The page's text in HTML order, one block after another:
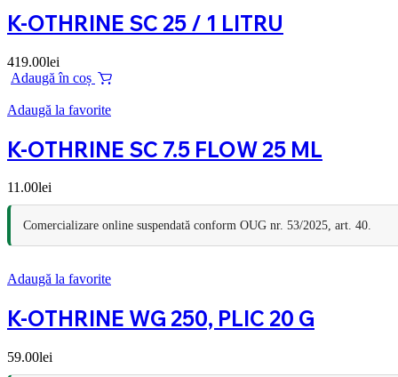
K-OTHRINE SC 25 / 1 LITRU
419.00lei
Adaugă în coș
Adaugă la favorite
K-OTHRINE SC 7.5 FLOW 25 ML
11.00lei
Comercializare online suspendată conform OUG nr. 53/2025, art. 40.
Adaugă la favorite
K-OTHRINE WG 250, PLIC 20 G
59.00lei